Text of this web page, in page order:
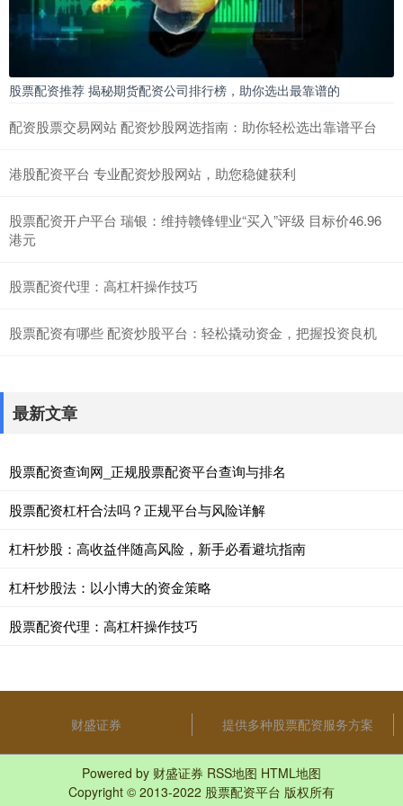
股票配资推荐 揭秘期货配资公司排行榜，助你选出最靠谱的
配资股票交易网站 配资炒股网选指南：助你轻松选出靠谱平台
港股配资平台 专业配资炒股网站，助您稳健获利
股票配资开户平台 瑞银：维持赣锋锂业“买入”评级 目标价46.96
港元
股票配资代理：高杠杆操作技巧
股票配资有哪些 配资炒股平台：轻松撬动资金，把握投资良机
最新文章
股票配资查询网_正规股票配资平台查询与排名
股票配资杠杆合法吗？正规平台与风险详解
杠杆炒股：高收益伴随高风险，新手必看避坑指南
杠杆炒股法：以小博大的资金策略
股票配资代理：高杠杆操作技巧
财盛证券 提供多种股票配资服务方案
Powered by 财盛证券 RSS地图 HTML地图
Copyright © 2013-2022 股票配资平台 版权所有